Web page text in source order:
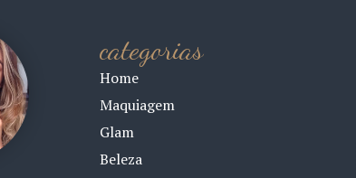
categorias
Home
Maquiagem
Glam
Beleza